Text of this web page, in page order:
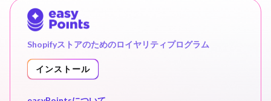
Shopifyストアのためのロイヤリティプログラム
インストール